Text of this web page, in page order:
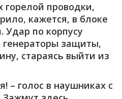
горелой проводки,
кажется, в блоке
Удар по корпусу
защиты,
стараясь выйти из
– голос в наушниках с